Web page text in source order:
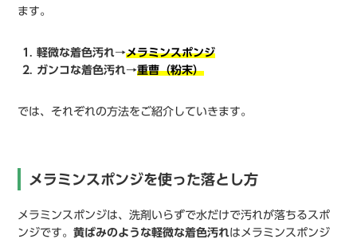
ます。
軽微な着色汚れ→メラミンスポンジ
ガンコな着色汚れ→重曹（粉末）
では、それぞれの方法をご紹介していきます。
メラミンスポンジを使った落とし方
メラミンスポンジは、洗剤いらずで水だけで汚れが落ちるスポ
ンジです。黄ばみのような軽微な着色汚れはメラミンスポンジ